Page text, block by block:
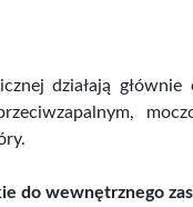
działają
do wewnętrznego